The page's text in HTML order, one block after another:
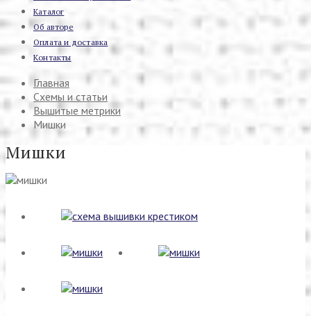
Каталог
Об авторе
Оплата и доставка
Контакты
Главная
Схемы и статьи
Вышитые метрики
Мишки
Мишки